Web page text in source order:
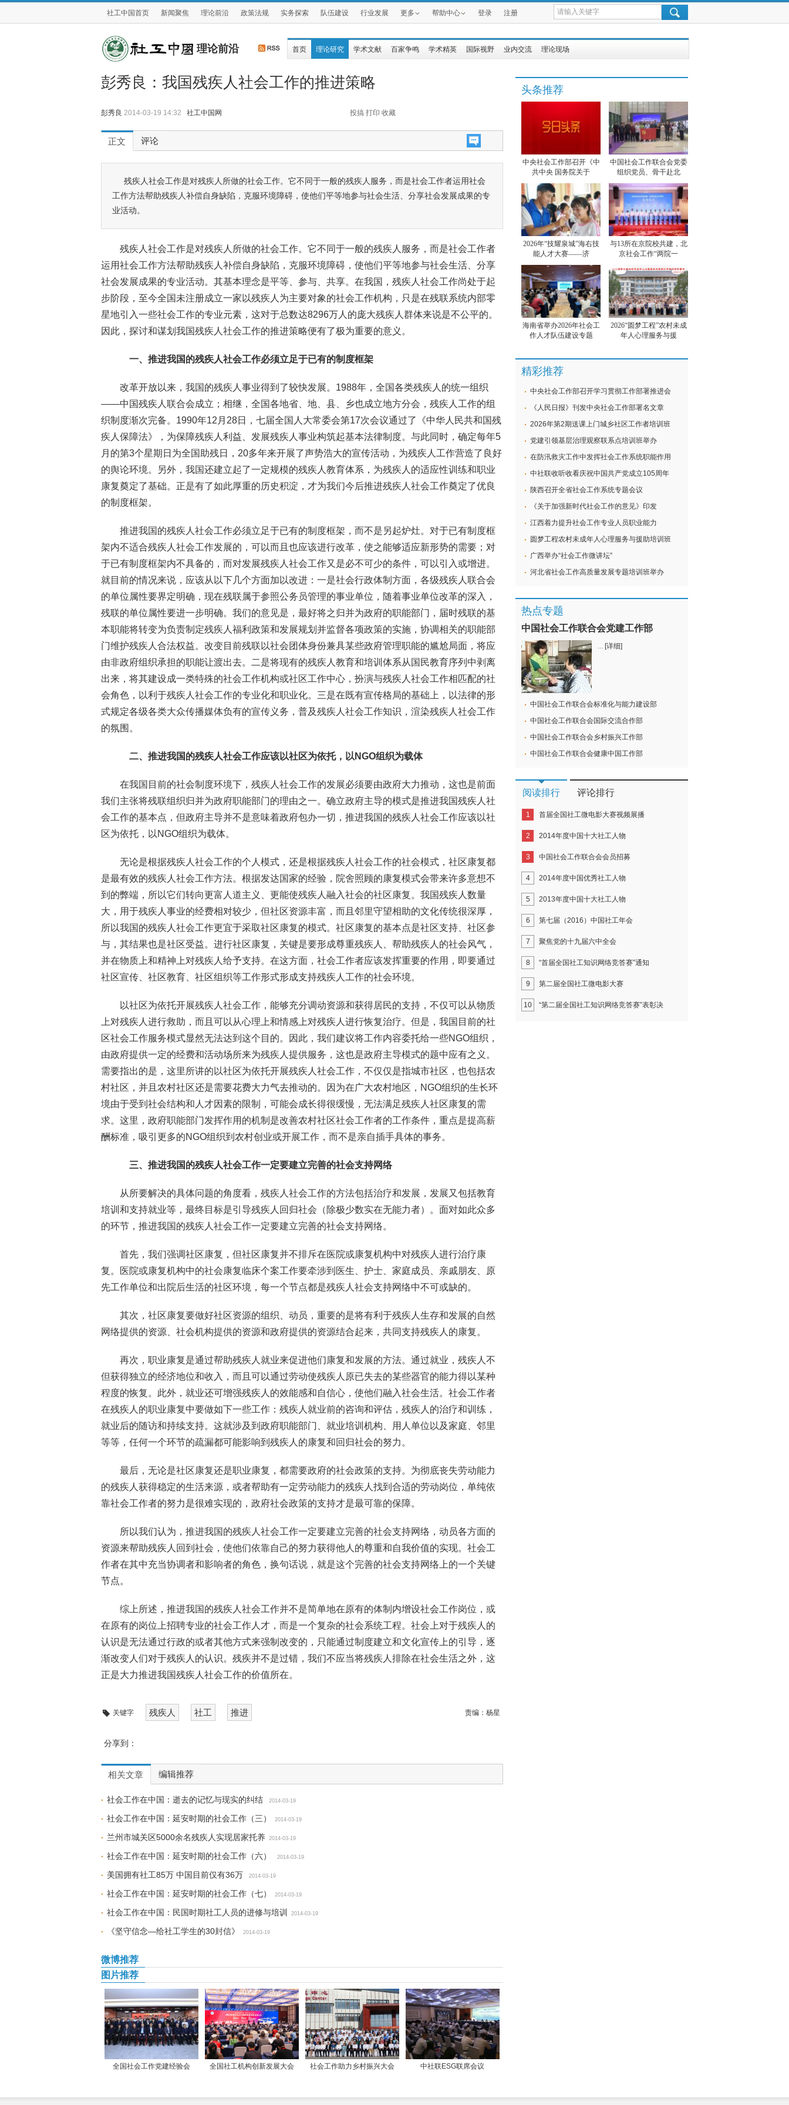
社工中国首页 新闻聚焦 理论前沿 政策法规 实务探索 队伍建设 行业发展 更多 帮助中心 登录 注册
理论前沿 首页 理论研究 学术文献 百家争鸣 学术精英 国际视野 业内交流 理论现场
彭秀良：我国残疾人社会工作的推进策略
彭秀良 2014-03-19 14:32 社工中国网 投搞 打印 收藏
正文 评论
残疾人社会工作是对残疾人所做的社会工作。它不同于一般的残疾人服务，而是社会工作者运用社会
工作方法帮助残疾人补偿自身缺陷，克服环境障碍，使他们平等地参与社会生活、分享社会发展成果的专
业活动。
残疾人社会工作是对残疾人所做的社会工作。它不同于一般的残疾人服务，而是社会工作者
运用社会工作方法帮助残疾人补偿自身缺陷，克服环境障碍，使他们平等地参与社会生活、分享
社会发展成果的专业活动。其基本理念是平等、参与、共享。在我国，残疾人社会工作尚处于起
步阶段，至今全国未注册成立一家以残疾人为主要对象的社会工作机构，只是在残联系统内部零
星地引入一些社会工作的专业元素，这对于总数达8296万人的庞大残疾人群体来说是不公平的。
因此，探讨和谋划我国残疾人社会工作的推进策略便有了极为重要的意义。
一、推进我国的残疾人社会工作必须立足于已有的制度框架
改革开放以来，我国的残疾人事业得到了较快发展。1988年，全国各类残疾人的统一组织
——中国残疾人联合会成立；相继，全国各地省、地、县、乡也成立地方分会，残疾人工作的组
织制度渐次完备。1990年12月28日，七届全国人大常委会第17次会议通过了《中华人民共和国残
疾人保障法》，为保障残疾人利益、发展残疾人事业构筑起基本法律制度。与此同时，确定每年5
月的第3个星期日为全国助残日，20多年来开展了声势浩大的宣传活动，为残疾人工作营造了良好
的舆论环境。另外，我国还建立起了一定规模的残疾人教育体系，为残疾人的适应性训练和职业
康复奠定了基础。正是有了如此厚重的历史积淀，才为我们今后推进残疾人社会工作奠定了优良
的制度框架。
推进我国的残疾人社会工作必须立足于已有的制度框架，而不是另起炉灶。对于已有制度框
架内不适合残疾人社会工作发展的，可以而且也应该进行改革，使之能够适应新形势的需要；对
于已有制度框架内不具备的，而对发展残疾人社会工作又是必不可少的条件，可以引入或增进。
就目前的情况来说，应该从以下几个方面加以改进：一是社会行政体制方面，各级残疾人联合会
的单位属性要界定明确，现在残联属于参照公务员管理的事业单位，随着事业单位改革的深入，
残联的单位属性要进一步明确。我们的意见是，最好将之归并为政府的职能部门，届时残联的基
本职能将转变为负责制定残疾人福利政策和发展规划并监督各项政策的实施，协调相关的职能部
门维护残疾人合法权益。改变目前残联以社会团体身份兼具某些政府管理职能的尴尬局面，将应
由非政府组织承担的职能让渡出去。二是将现有的残疾人教育和培训体系从国民教育序列中剥离
出来，将其建设成一类特殊的社会工作机构或社区工作中心，扮演与残疾人社会工作相匹配的社
会角色，以利于残疾人社会工作的专业化和职业化。三是在既有宣传格局的基础上，以法律的形
式规定各级各类大众传播媒体负有的宣传义务，普及残疾人社会工作知识，渲染残疾人社会工作
的氛围。
二、 推进我国的残疾人社会工作应该以社区为依托，以 NGO组织为载体
在我国目前的社会制度环境下，残疾人社会工作的发展必须要由政府大力推动，这也是前面
我们主张将残联组织归并为政府职能部门的理由之一。确立政府主导的模式是推进我国残疾人社
会工作的基本点，但政府主导并不是意味着政府包办一切，推进我国的残疾人社会工作应该以社
区为依托，以NGO组织为载体。
无论是根据残疾人社会工作的个人模式，还是根据残疾人社会工作的社会模式，社区康复都
是最有效的残疾人社会工作方法。根据发达国家的经验，院舍照顾的康复模式会带来许多意想不
到的弊端，所以它们转向更富人道主义、更能使残疾人融入社会的社区康复。我国残疾人数量
大，用于残疾人事业的经费相对较少，但社区资源丰富，而且邻里守望相助的文化传统很深厚，
所以我国的残疾人社会工作更宜于采取社区康复的模式。社区康复的基本点是社区支持、社区参
与，其结果也是社区受益。进行社区康复，关键是要形成尊重残疾人、帮助残疾人的社会风气，
并在物质上和精神上对残疾人给予支持。在这方面，社会工作者应该发挥重要的作用，即要通过
社区宣传、社区教育、社区组织等工作形式形成支持残疾人工作的社会环境。
以社区为依托开展残疾人社会工作，能够充分调动资源和获得居民的支持，不仅可以从物质
上对残疾人进行救助，而且可以从心理上和情感上对残疾人进行恢复治疗。但是，我国目前的社
区社会工作服务模式显然无法达到这个目的。因此，我们建议将工作内容委托给一些NGO组织，
由政府提供一定的经费和活动场所来为残疾人提供服务，这也是政府主导模式的题中应有之义。
需要指出的是，这里所讲的以社区为依托开展残疾人社会工作，不仅仅是指城市社区，也包括农
村社区，并且农村社区还是需要花费大力气去推动的。因为在广大农村地区，NGO组织的生长环
境由于受到社会结构和人才因素的限制，可能会成长得很缓慢，无法满足残疾人社区康复的需
求。这里，政府职能部门发挥作用的机制是改善农村社区社会工作者的工作条件，重点是提高薪
酬标准，吸引更多的NGO组织到农村创业或开展工作，而不是亲自插手具体的事务。
三、推进我国的残疾人社会工作一定要建立完善的社会支持网络
从所要解决的具体问题的角度看，残疾人社会工作的方法包括治疗和发展，发展又包括教育
培训和支持就业等，最终目标是引导残疾人回归社会（除极少数实在无能力者）。面对如此众多
的环节，推进我国的残疾人社会工作一定要建立完善的社会支持网络。
首先，我们强调社区康复，但社区康复并不排斥在医院或康复机构中对残疾人进行治疗康
复。医院或康复机构中的社会康复临床个案工作要牵涉到医生、护士、家庭成员、亲戚朋友、原
先工作单位和出院后生活的社区环境，每一个节点都是残疾人社会支持网络中不可或缺的。
其次，社区康复要做好社区资源的组织、动员，重要的是将有利于残疾人生存和发展的自然
网络提供的资源、社会机构提供的资源和政府提供的资源结合起来，共同支持残疾人的康复。
再次，职业康复是通过帮助残疾人就业来促进他们康复和发展的方法。通过就业，残疾人不
但获得独立的经济地位和收入，而且可以通过劳动使残疾人原已失去的某些器官的能力得以某种
程度的恢复。此外，就业还可增强残疾人的效能感和自信心，使他们融入社会生活。社会工作者
在残疾人的职业康复中要做如下一些工作：残疾人就业前的咨询和评估，残疾人的治疗和训练，
就业后的随访和持续支持。这就涉及到政府职能部门、就业培训机构、用人单位以及家庭、邻里
等等，任何一个环节的疏漏都可能影响到残疾人的康复和回归社会的努力。
最后，无论是社区康复还是职业康复，都需要政府的社会政策的支持。为彻底丧失劳动能力
的残疾人获得稳定的生活来源，或者帮助有一定劳动能力的残疾人找到合适的劳动岗位，单纯依
靠社会工作者的努力是很难实现的，政府社会政策的支持才是最可靠的保障。
所以我们认为，推进我国的残疾人社会工作一定要建立完善的社会支持网络，动员各方面的
资源来帮助残疾人回到社会，使他们依靠自己的努力获得他人的尊重和自我价值的实现。社会工
作者在其中充当协调者和影响者的角色，换句话说，就是这个完善的社会支持网络上的一个关键
节点。
综上所述，推进我国的残疾人社会工作并不是简单地在原有的体制内增设社会工作岗位，或
在原有的岗位上招聘专业的社会工作人才，而是一个复杂的社会系统工程。社会上对于残疾人的
认识是无法通过行政的或者其他方式来强制改变的，只能通过制度建立和文化宣传上的引导，逐
渐改变人们对于残疾人的认识。残疾并不是过错，我们不应当将残疾人排除在社会生活之外，这
正是大力推进我国残疾人社会工作的价值所在。
关键字 残疾人 社工 推进 责编： 杨星
分享到：
相关文章 编辑推荐
社会工作在中国：逝去的记忆与现实的纠结 2014-03-19
社会工作在中国：延安时期的社会工作（三） 2014-03-19
兰州市城关区5000余名残疾人实现居家托养 2014-03-19
社会工作在中国：延安时期的社会工作（六） 2014-03-19
美国拥有社工85万 中国目前仅有36万 2014-03-19
社会工作在中国：延安时期的社会工作（七） 2014-03-19
社会工作在中国：民国时期社工人员的进修与培训 2014-03-19
《坚守信念—给社工学生的30封信》 2014-03-19
微博推荐
图片推荐
全国社会工作党建经验会 全国社工机构创新发展大会 社会工作助力乡村振兴大会 中社联ESG联席会议
头条推荐
中央社会工作部召开《中
共中央 国务院关于
中国社会工作联合会党委
组织党员、骨干赴北
2026年“技耀泉城”海右技
能人才大赛——济
与13所在京院校共建，北
京社会工作“两院一
海南省举办2026年社会工
作人才队伍建设专题
2026“圆梦工程”农村未成
年人心理服务与援
精彩推荐
中央社会工作部召开学习贯彻工作部署推进会
《人民日报》刊发中央社会工作部署名文章
2026年第2期送课上门城乡社区工作者培训班
党建引领基层治理观察联系点培训班举办
在防汛救灾工作中发挥社会工作系统职能作用
中社联收听收看庆祝中国共产党成立105周年
陕西召开全省社会工作系统专题会议
《关于加强新时代社会工作的意见》印发
江西着力提升社会工作专业人员职业能力
圆梦工程农村未成年人心理服务与援助培训班
广西举办“社会工作微讲坛”
河北省社会工作高质量发展专题培训班举办
热点专题
中国社会工作联合会党建工作部
... [详细]
中国社会工作联合会标准化与能力建设部
中国社会工作联合会国际交流合作部
中国社会工作联合会乡村振兴工作部
中国社会工作联合会健康中国工作部
阅读排行 评论排行
1 首届全国社工微电影大赛视频展播
2 2014年度中国十大社工人物
3 中国社会工作联合会会员招募
4 2014年度中国优秀社工人物
5 2013年度中国十大社工人物
6 第七届（2016）中国社工年会
7 聚焦党的十九届六中全会
8 “首届全国社工知识网络竞答赛”通知
9 第二届全国社工微电影大赛
10 “第二届全国社工知识网络竞答赛”表彰决